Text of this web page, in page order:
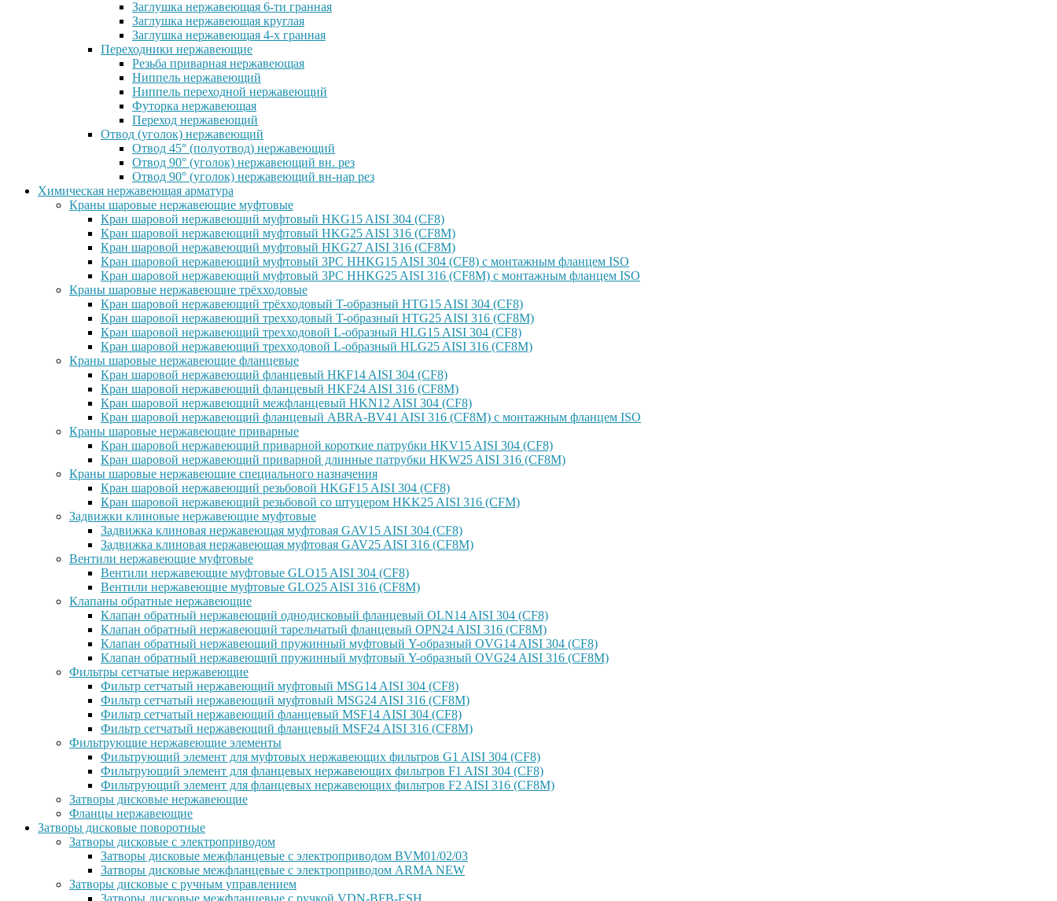
Заглушка нержавеющая 6-ти гранная
Заглушка нержавеющая круглая
Заглушка нержавеющая 4-х гранная
Переходники нержавеющие
Резьба приварная нержавеющая
Ниппель нержавеющий
Ниппель переходной нержавеющий
Футорка нержавеющая
Переход нержавеющий
Отвод (уголок) нержавеющий
Отвод 45° (полуотвод) нержавеющий
Отвод 90° (уголок) нержавеющий вн. рез
Отвод 90° (уголок) нержавеющий вн-нар рез
Химическая нержавеющая арматура
Краны шаровые нержавеющие муфтовые
Кран шаровой нержавеющий муфтовый HKG15 AISI 304 (CF8)
Кран шаровой нержавеющий муфтовый HKG25 AISI 316 (CF8M)
Кран шаровой нержавеющий муфтовый HKG27 AISI 316 (CF8M)
Кран шаровой нержавеющий муфтовый 3PC HHKG15 AISI 304 (CF8) с монтажным фланцем ISO
Кран шаровой нержавеющий муфтовый 3PC HHKG25 AISI 316 (CF8M) с монтажным фланцем ISO
Краны шаровые нержавеющие трёхходовые
Кран шаровой нержавеющий трёхходовый T-образный HTG15 AISI 304 (CF8)
Кран шаровой нержавеющий трехходовый T-образный HTG25 AISI 316 (CF8M)
Кран шаровой нержавеющий трехходовой L-образный HLG15 AISI 304 (CF8)
Кран шаровой нержавеющий трехходовой L-образный HLG25 AISI 316 (CF8M)
Краны шаровые нержавеющие фланцевые
Кран шаровой нержавеющий фланцевый HKF14 AISI 304 (CF8)
Кран шаровой нержавеющий фланцевый HKF24 AISI 316 (CF8M)
Кран шаровой нержавеющий межфланцевый HKN12 AISI 304 (CF8)
Кран шаровой нержавеющий фланцевый ABRA-BV41 AISI 316 (CF8M) с монтажным фланцем ISO
Краны шаровые нержавеющие приварные
Кран шаровой нержавеющий приварной короткие патрубки HKV15 AISI 304 (CF8)
Кран шаровой нержавеющий приварной длинные патрубки HKW25 AISI 316 (CF8M)
Краны шаровые нержавеющие специального назначения
Кран шаровой нержавеющий резьбовой HKGF15 AISI 304 (CF8)
Кран шаровой нержавеющий резьбовой со штуцером HKK25 AISI 316 (CFM)
Задвижки клиновые нержавеющие муфтовые
Задвижка клиновая нержавеющая муфтовая GAV15 AISI 304 (CF8)
Задвижка клиновая нержавеющая муфтовая GAV25 AISI 316 (CF8M)
Вентили нержавеющие муфтовые
Вентили нержавеющие муфтовые GLO15 AISI 304 (CF8)
Вентили нержавеющие муфтовые GLO25 AISI 316 (CF8M)
Клапаны обратные нержавеющие
Клапан обратный нержавеющий однодисковый фланцевый OLN14 AISI 304 (CF8)
Клапан обратный нержавеющий тарельчатый фланцевый OPN24 AISI 316 (CF8M)
Клапан обратный нержавеющий пружинный муфтовый Y-образный OVG14 AISI 304 (CF8)
Клапан обратный нержавеющий пружинный муфтовый Y-образный OVG24 AISI 316 (CF8М)
Фильтры сетчатые нержавеющие
Фильтр сетчатый нержавеющий муфтовый MSG14 AISI 304 (CF8)
Фильтр сетчатый нержавеющий муфтовый MSG24 AISI 316 (CF8M)
Фильтр сетчатый нержавеющий фланцевый MSF14 AISI 304 (CF8)
Фильтр сетчатый нержавеющий фланцевый MSF24 AISI 316 (CF8M)
Фильтрующие нержавеющие элементы
Фильтрующий элемент для муфтовых нержавеющих фильтров G1 AISI 304 (CF8)
Фильтрующий элемент для фланцевых нержавеющих фильтров F1 AISI 304 (CF8)
Фильтрующий элемент для фланцевых нержавеющих фильтров F2 AISI 316 (CF8M)
Затворы дисковые нержавеющие
Фланцы нержавеющие
Затворы дисковые поворотные
Затворы дисковые с электроприводом
Затворы дисковые межфланцевые с электроприводом BVM01/02/03
Затворы дисковые межфланцевые с электроприводом ARMA NEW
Затворы дисковые с ручным управлением
Затворы дисковые межфланцевые с ручкой VDN-BFB-ESH